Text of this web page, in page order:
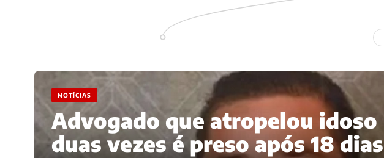
NOTÍCIAS
Advogado que atropelou idoso
duas vezes é preso após 18 dias